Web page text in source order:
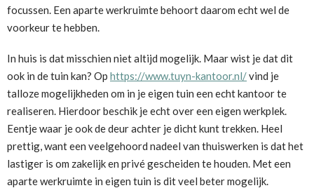
focussen. Een aparte werkruimte behoort daarom echt wel de
voorkeur te hebben.
In huis is dat misschien niet altijd mogelijk. Maar wist je dat dit
ook in de tuin kan? Op https://www.tuyn-kantoor.nl/vind je
talloze mogelijkheden om in je eigen tuin een echt kantoor te
realiseren. Hierdoor beschik je echt over een eigen werkplek.
Eentje waar je ook de deur achter je dicht kunt trekken. Heel
prettig, want een veelgehoord nadeel van thuiswerken is dat het
lastiger is om zakelijk en privé gescheiden te houden. Met een
aparte werkruimte in eigen tuin is dit veel beter mogelijk.